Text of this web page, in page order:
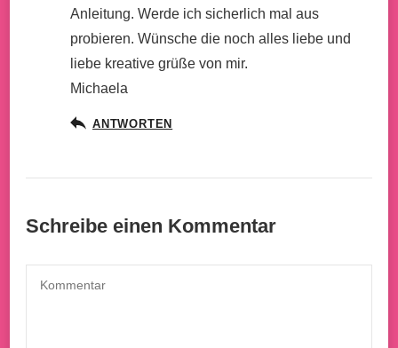
Anleitung. Werde ich sicherlich mal aus
probieren. Wünsche die noch alles liebe und
liebe kreative grüße von mir.
Michaela
ANTWORTEN
Schreibe einen Kommentar